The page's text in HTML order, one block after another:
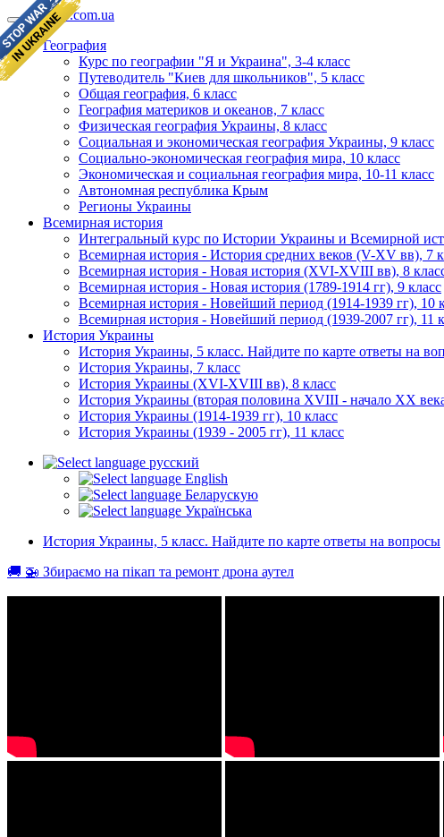
geomap.com.ua
География
Курс по географии "Я и Украина", 3-4 класс
Путеводитель "Киев для школьников", 5 класс
Общая география, 6 класс
География материков и океанов, 7 класс
Физическая география Украины, 8 класс
Социальная и экономическая география Украины, 9 класс
Социально-экономическая география мира, 10 класс
Экономическая и социальная география мира, 10-11 класс
Автономная республика Крым
Регионы Украины
Всемирная история
Интегральный курс по Истории Украины и Всемирной
Всемирная история - История средних веков (V-XV вв), 7
Всемирная история - Новая история (XVI-XVIII вв), 8
Всемирная история - Новая история (1789-1914 гг), 9 класс
Всемирная история - Новейший период (1914-1939 гг), 10
Всемирная история - Новейший период (1939-2007 гг), 11
История Украины
История Украины, 5 класс. Найдите по карте ответы на
История Украины, 7 класс
История Украины (XVI-XVIII вв), 8 класс
История Украины (вторая половина XVIII - начало XX
История Украины (1914-1939 гг), 10 класс
История Украины (1939 - 2005 гг), 11 класс
русский
English
Беларускую
Українська
История Украины, 5 класс. Найдите по карте ответы на вопросы
🚚 🚁 Збираємо на пікап та ремонт дрона аутел